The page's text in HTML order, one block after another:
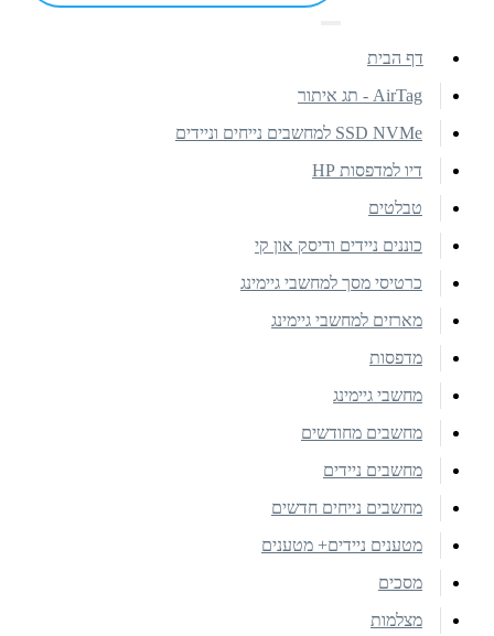
דף הבית
AirTag - תג איתור
SSD NVMe למחשבים נייחים וניידים
דיו למדפסות HP
טבלטים
כוננים ניידים ודיסק און קי
כרטיסי מסך למחשבי גיימינג
מארזים למחשבי גיימינג
מדפסות
מחשבי גיימינג
מחשבים מחודשים
מחשבים ניידים
מחשבים נייחים חדשים
מטענים ניידים+ מטענים
מסכים
מצלמות